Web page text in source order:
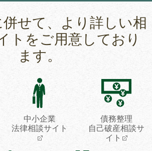
せて、より詳しい相
トをご用意しており
ます。
中小企業
法律相談サイト
債務整理
自己破産相談サ
イト